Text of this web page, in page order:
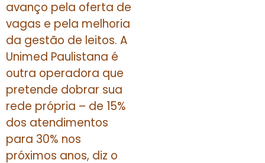
avanço pela oferta de
vagas e pela melhoria
da gestão de leitos. A
Unimed Paulistana é
outra operadora que
pretende dobrar sua
rede própria – de 15%
dos atendimentos
para 30% nos
próximos anos, diz o